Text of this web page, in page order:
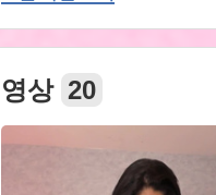
영상 20